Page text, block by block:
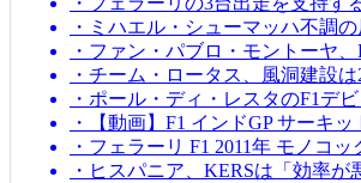
・ミハエル・シューマッハ不調
・ファン・パブロ・モントーヤ
・チーム・ロータス、風洞建設は
・ポール・ディ・レスタのF1デ
・【動画】F1 インドGP サーキッ
・フェラーリ F1 2011年 モノコ
・ヒスパニア、KERSは「効率が